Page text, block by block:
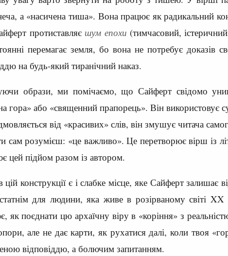
а «насичена тиша». Вона працює як радикальний
протиставляє шум епохи (тимчасовий,
перемагає земля, бо вона не потребує
на будь-який тиранічний наказ.
образи, ми помічаємо, що Сайферт свідомо
гора» або «священний прапорець». Він використовує
від «красивих» слів, він змушує читача
сам розумієш: «це важливо». Це перетворює вірш із
цей підйом разом із автором.
цій конструкції є і слабке місце, яке Сайферт
для людини, яка живе в розірваному світі XX
як поєднати цю архаїчну віру в «коріння» з
але не дає карти, як рухатися далі, коли твоя
відповіддю, а болючим запитанням.